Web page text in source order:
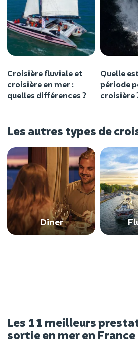
Croisière fluviale et
croisière en mer :
quelles différences ?
Quelle
période
croisière
Les autres types de
Diner
Les 11 meilleurs
sortie en mer en France